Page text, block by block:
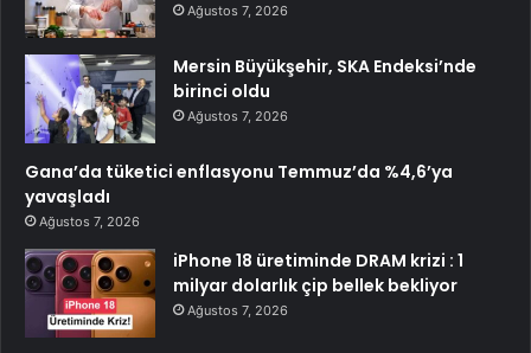
Ağustos 7, 2026
Mersin Büyükşehir, SKA Endeksi’nde
birinci oldu
Ağustos 7, 2026
Gana’da tüketici enflasyonu Temmuz’da %4,6’ya
yavaşladı
Ağustos 7, 2026
iPhone 18 üretiminde DRAM krizi : 1
milyar dolarlık çip bellek bekliyor
Ağustos 7, 2026